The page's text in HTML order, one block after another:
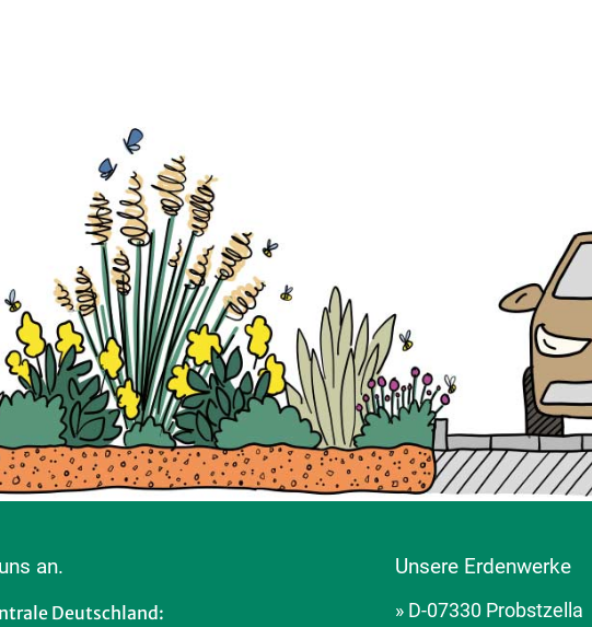
an.
Deutschland:
Unsere Erdenwerke
» D-07330 Probstzella